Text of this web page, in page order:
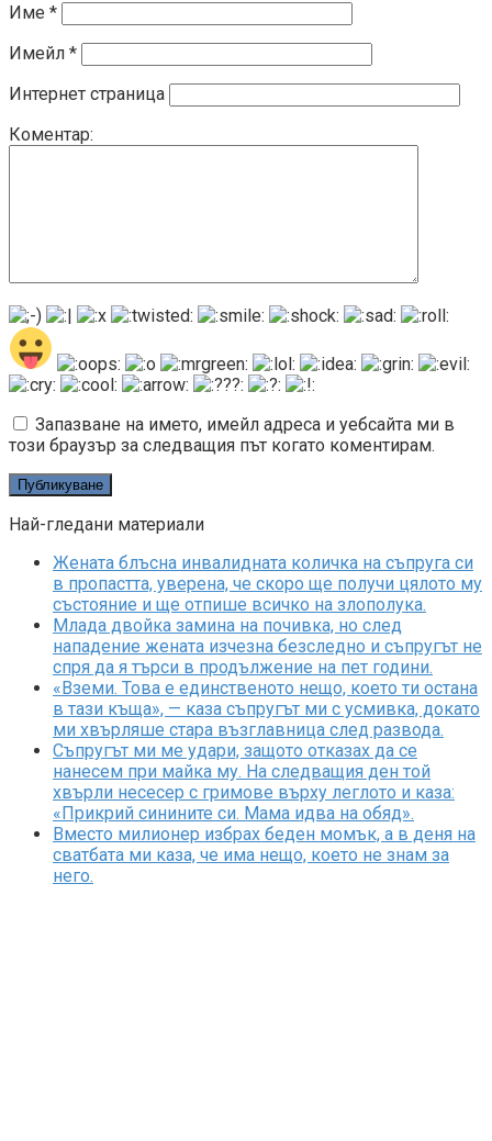
Име *
Имейл *
Интернет страница
Коментар:
Запазване на името, имейл адреса и уебсайта ми в
този браузър за следващия път когато коментирам.
Най-гледани материали
Жената блъсна инвалидната количка на съпруга си
в пропастта, уверена, че скоро ще получи цялото му
състояние и ще отпише всичко на злополука.
Млада двойка замина на почивка, но след
нападение жената изчезна безследно и съпругът не
спря да я търси в продължение на пет години.
«Вземи. Това е единственото нещо, което ти остана
в тази къща», — каза съпругът ми с усмивка, докато
ми хвърляше стара възглавница след развода.
Съпругът ми ме удари, защото отказах да се
нанесем при майка му. На следващия ден той
хвърли несесер с гримове върху леглото и каза:
«Прикрий синините си. Мама идва на обяд».
Вместо милионер избрах беден момък, а в деня на
сватбата ми каза, че има нещо, което не знам за
него.